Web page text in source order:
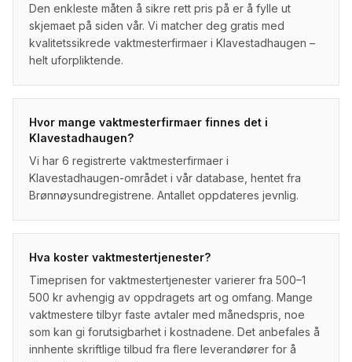
Den enkleste måten å sikre rett pris på er å fylle ut
skjemaet på siden vår. Vi matcher deg gratis med
kvalitetssikrede vaktmesterfirmaer i Klavestadhaugen –
helt uforpliktende.
Hvor mange vaktmesterfirmaer finnes det i
Klavestadhaugen?
Vi har 6 registrerte vaktmesterfirmaer i
Klavestadhaugen-området i vår database, hentet fra
Brønnøysundregistrene. Antallet oppdateres jevnlig.
Hva koster vaktmestertjenester?
Timeprisen for vaktmestertjenester varierer fra 500–1
500 kr avhengig av oppdragets art og omfang. Mange
vaktmestere tilbyr faste avtaler med månedspris, noe
som kan gi forutsigbarhet i kostnadene. Det anbefales å
innhente skriftlige tilbud fra flere leverandører for å